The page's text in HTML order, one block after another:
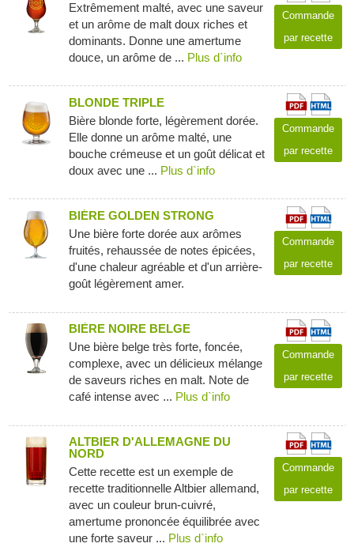
Extrêmement malté, avec une saveur
et un arôme de malt doux riches et
dominants. Donne une amertume
douce, un arôme de ... Plus d`info
Commande
par recette
BLONDE TRIPLE
Bière blonde forte, légèrement dorée.
Elle donne un arôme malté, une
bouche crémeuse et un goût délicat et
doux avec une ... Plus d`info
Commande
par recette
BIÉRE GOLDEN STRONG
Une bière forte dorée aux arômes
fruités, rehaussée de notes épicées,
d'une chaleur agréable et d'un arrière-
goût légèrement amer.
Commande
par recette
BIÈRE NOIRE BELGE
Une bière belge très forte, foncée,
complexe, avec un délicieux mélange
de saveurs riches en malt. Note de
café intense avec ... Plus d`info
Commande
par recette
ALTBIER D'ALLEMAGNE DU
NORD
Cette recette est un exemple de
recette traditionnelle Altbier allemand,
avec un couleur brun-cuivré,
amertume prononcée équilibrée avec
une forte saveur ... Plus d`info
Commande
par recette